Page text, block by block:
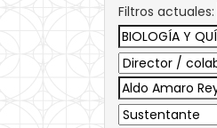
Filtros actuales: